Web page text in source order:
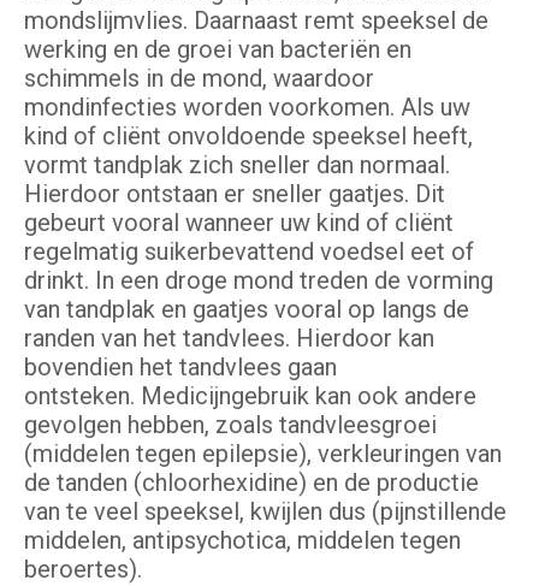
mondslijmvlies. Daarnaast remt speeksel de
werking en de groei van bacteriën en
schimmels in de mond, waardoor
mondinfecties worden voorkomen. Als uw
kind of cliënt onvoldoende speeksel heeft,
vormt tandplak zich sneller dan normaal.
Hierdoor ontstaan er sneller gaatjes. Dit
gebeurt vooral wanneer uw kind of cliënt
regelmatig suikerbevattend voedsel eet of
drinkt. In een droge mond treden de vorming
van tandplak en gaatjes vooral op langs de
randen van het tandvlees. Hierdoor kan
bovendien het tandvlees gaan
ontsteken. Medicijngebruik kan ook andere
gevolgen hebben, zoals tandvleesgroei
(middelen tegen epilepsie), verkleuringen van
de tanden (chloorhexidine) en de productie
van te veel speeksel, kwijlen dus (pijnstillende
middelen, antipsychotica, middelen tegen
beroertes).